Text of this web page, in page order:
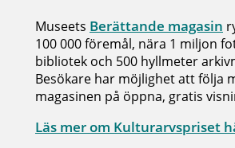
Museets Berättande magasin
100 000 föremål, nära 1 miljon
bibliotek och 500 hyllmeter
Besökare har möjlighet att följa
magasinen på öppna, gratis
Läs mer om Kulturarvspriset